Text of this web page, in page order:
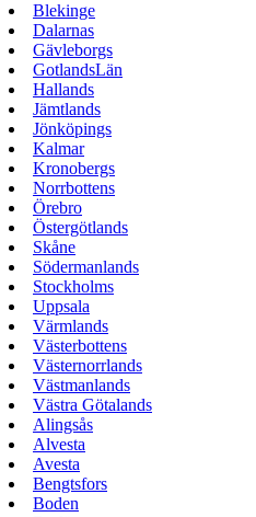
Blekinge
Dalarnas
Gävleborgs
GotlandsLän
Hallands
Jämtlands
Jönköpings
Kalmar
Kronobergs
Norrbottens
Örebro
Östergötlands
Skåne
Södermanlands
Stockholms
Uppsala
Värmlands
Västerbottens
Västernorrlands
Västmanlands
Västra Götalands
Alingsås
Alvesta
Avesta
Bengtsfors
Boden